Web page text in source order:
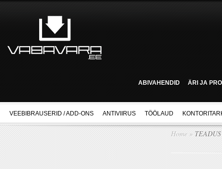
ABIVAHENDID ÄRI JA
VEEBIBRAUSERID / ADD-ONS ANTIVIIRUS TÖÖLAUD
Home » TEADUS